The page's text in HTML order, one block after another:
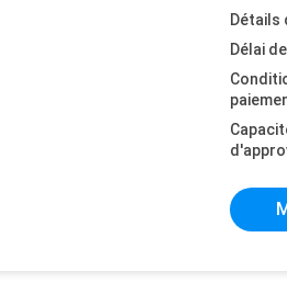
Détails
Délai